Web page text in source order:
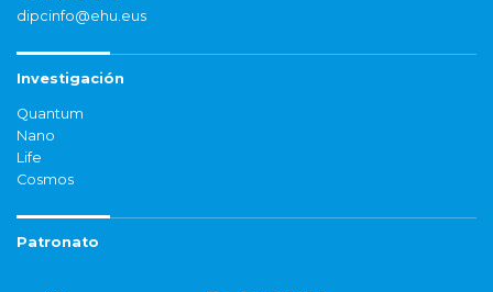
dipcinfo@ehu.eus
Investigación
Quantum
Nano
Life
Cosmos
Patronato